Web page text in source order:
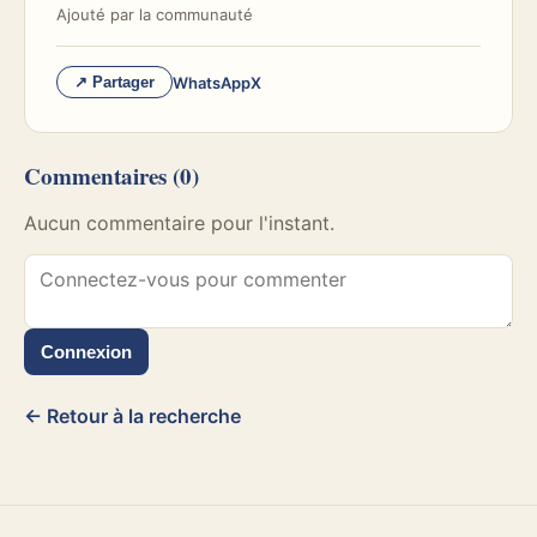
Ajouté par la communauté
↗ Partager WhatsAppX
Commentaires (0)
Aucun commentaire pour l'instant.
Connexion
← Retour à la recherche